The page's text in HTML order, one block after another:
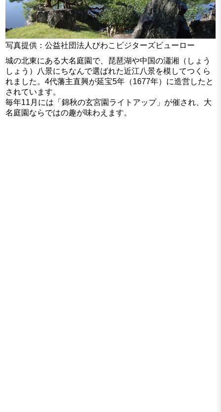
写真提供：公益社団法人びわこビジターズビューロー
城の北東にある大名庭園で、琵琶湖や中国の瀟湘（しょう
しょう）八景にちなんで選ばれた近江八景を模してつくら
れました。4代藩主直興が延宝5年（1677年）に造営したと
されています。
毎年11月には「錦秋の玄宮園ライトアップ」が催され、大
名庭園ならではの趣が味わえます。